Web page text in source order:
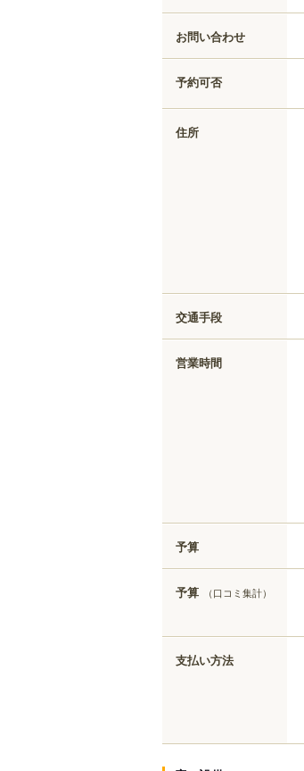
お問い合わせ
予約可否
住所
交通手段
営業時間
予算
予算 （口コミ集計）
支払い方法